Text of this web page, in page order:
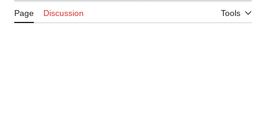
Page Discussion Tools